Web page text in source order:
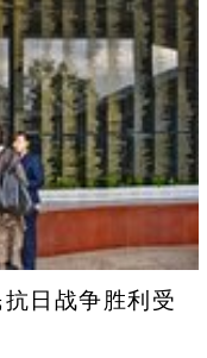
日战争胜利受